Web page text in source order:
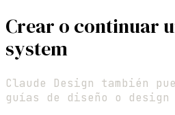
Crear o continuar
system
Claude Design también
guías de diseño o design